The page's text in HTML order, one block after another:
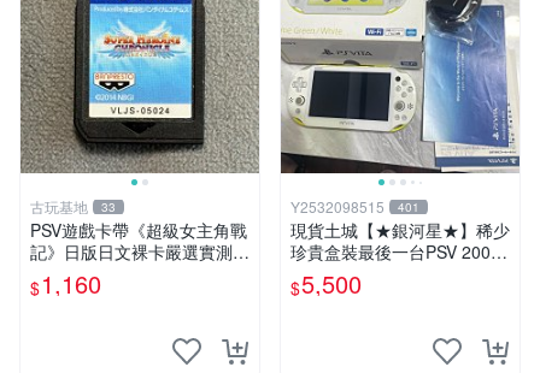
古玩基地 33
PSV遊戲卡帶《超級女主角戰
記》日版日文裸卡嚴選實測正
常索尼專用 超級女主角戰記
PSV 日版 裸卡
$1,160
Y2532098515 401
現貨土城【★銀河星★】稀少
珍貴盒裝最後一台PSV 2000
主機.PSV2000 品質保證日版
可轉換中文
$5,500